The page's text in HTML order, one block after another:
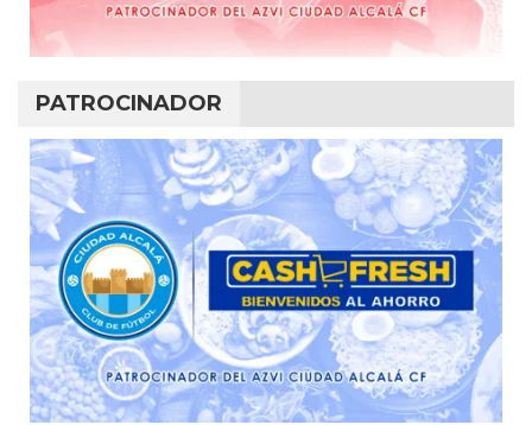
PATROCINADOR